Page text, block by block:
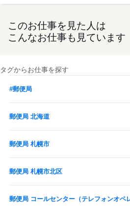
このお仕事を見た人は
こんなお仕事も見ています
タグからお仕事を探す
#郵便局
郵便局 北海道
郵便局 札幌市
郵便局 札幌市北区
郵便局 コールセンター（テレフォンオペ